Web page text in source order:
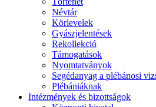
Névtár
Körlevelek
Gyászjelentések
Rekollekció
Támogatások
Nyomtatványok
Segédanyag a plébánosi
Plébániáknak
Intézmények és bizottságok